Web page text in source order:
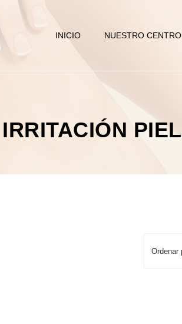
INICIO NUESTRO CENTRO
PIEL